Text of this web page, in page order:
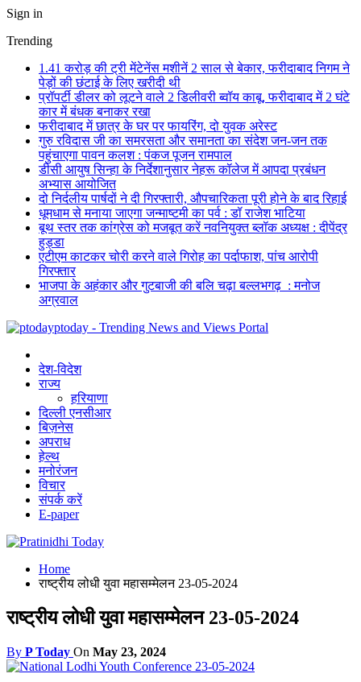
Sign in
Trending
1.41 करोड़ की ट्री मेंटेनेंस मशीनें 2 साल से बेकार, फरीदाबाद निगम ने
पेड़ों की छंटाई के लिए खरीदी थी
प्रॉपर्टी डीलर को लूटने वाले 2 डिलीवरी ब्वॉय काबू, फरीदाबाद में 2 घंटे
कार में बंधक बनाकर रखा
फरीदाबाद में छात्र के घर पर फायरिंग, दो युवक अरेस्ट
गुरु रविदास जी का समरसता और समानता का संदेश जन-जन तक
पहुंचाएगा पावन कलश : पंकज पूजन रामपाल
डीसी आयुष सिन्हा के निर्देशानुसार नेहरू कॉलेज में आपदा प्रबंधन
अभ्यास आयोजित
दो निर्दलीय पार्षदों ने दी गिरफ्तारी, औपचारिकता पूरी होने के बाद रिहाई
धूमधाम से मनाया जाएगा जन्माष्टमी का पर्व : डॉ राजेश भाटिया
बूथ स्तर तक कांग्रेस को मजबूत करें नवनियुक्त ब्लॉक अध्यक्ष : दीपेंद्र
हुड्डा
एटीएम काटकर चोरी करने वाले गिरोह का पर्दाफाश, पांच आरोपी
गिरफ्तार
भाजपा के अहंकार और गुटबाजी की बलि चढ़ा बल्लभगढ़ : मनोज
अग्रवाल
ptoday - Trending News and Views Portal
देश-विदेश
राज्य
हरियाणा
दिल्ली एनसीआर
बिज़नेस
अपराध
हेल्थ
मनोरंजन
विचार
संपर्क करें
E-paper
Home
राष्ट्रीय लोधी युवा महासम्मेलन 23-05-2024
राष्ट्रीय लोधी युवा महासम्मेलन 23-05-2024
By P Today On May 23, 2024